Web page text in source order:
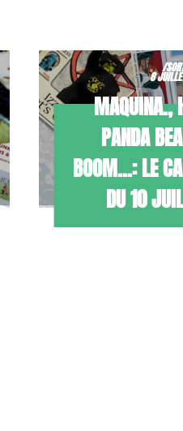
/
8
MAQUINA.,
PANDA
BOOM…: LE
DU 10